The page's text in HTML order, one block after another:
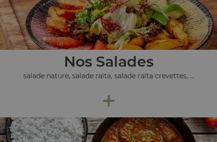
Nos Salades
salade nature, salade raïta, salade raïta crevettes, ...
+